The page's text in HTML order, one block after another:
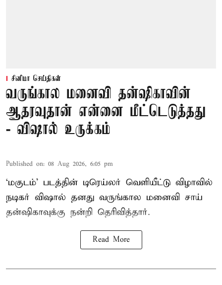
சினிமா செய்திகள்
வருங்கால மனைவி தன்ஷிகாவின்
ஆதரவுதான் என்னை மீட்டெடுத்தது
- விஷால் உருக்கம்
Published on: 08 Aug 2026, 6:05 pm
‘மகுடம்’ படத்தின் டிரெய்லர் வெளியீட்டு விழாவில்
நடிகர் விஷால் தனது வருங்கால மனைவி சாய்
தன்ஷிகாவுக்கு நன்றி தெரிவித்தார்.
Read More